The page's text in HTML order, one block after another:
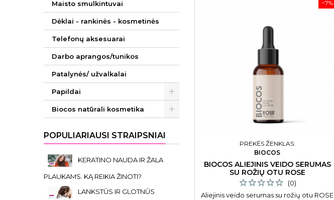
Maisto smulkintuvai
Dėklai - rankinės - kosmetinės
Telefonų aksesuarai
Darbo aprangos/tunikos
Patalynės/ užvalkalai
Papildai
Biocos natūrali kosmetika
POPULIARIAUSI STRAIPSNIAI
KERATINO NAUDA IR ŽALA
PLAUKAMS. KĄ REIKIA ŽINOTI?
LANKSTŪS IR GLOTNŪS
−7%
PREKĖS ŽENKLAS:
BIOCOS
BIOCOS ALIEJINIS VEIDO SERUMAS
SU ROŽIŲ OTU ROSE
(0)
Aliejinis veido serumas su rožių otu ROSE